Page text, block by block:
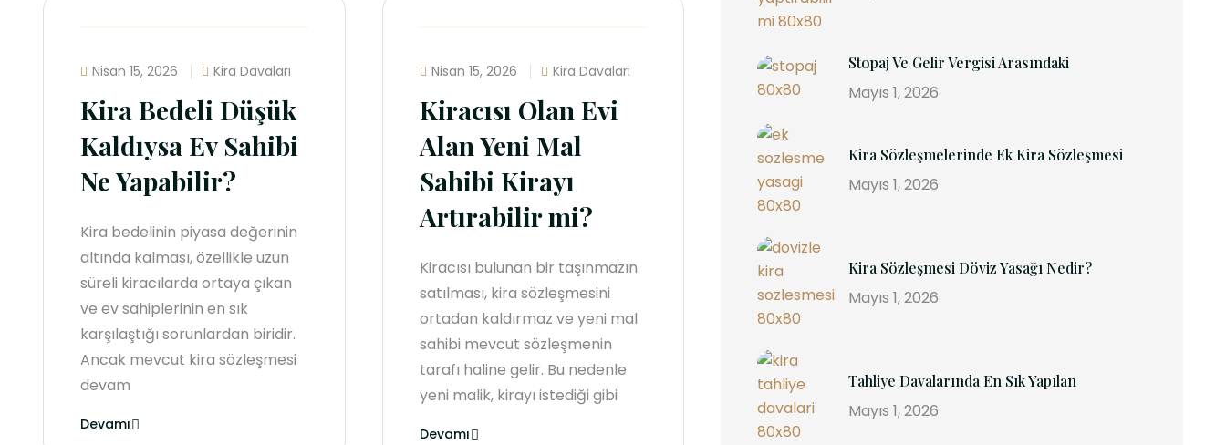
Nisan 15, 2026 Kira Davaları
Kira Bedeli Düşük
Kaldıysa Ev Sahibi
Ne Yapabilir?
Kira bedelinin piyasa değerinin
altında kalması, özellikle uzun
süreli kiracılarda ortaya çıkan
ve ev sahiplerinin en sık
karşılaştığı sorunlardan biridir.
Ancak mevcut kira sözleşmesi
devam
Devamı
Nisan 15, 2026 Kira Davaları
Kiracısı Olan Evi
Alan Yeni Mal
Sahibi Kirayı
Artırabilir mi?
Kiracısı bulunan bir taşınmazın
satılması, kira sözleşmesini
ortadan kaldırmaz ve yeni mal
sahibi mevcut sözleşmenin
tarafı haline gelir. Bu nedenle
yeni malik, kirayı istediği gibi
Devamı
Stopaj Ve Gelir Vergisi Arasındaki
Mayıs 1, 2026
Kira Sözleşmelerinde Ek Kira Sözleşmesi
Mayıs 1, 2026
Kira Sözleşmesi Döviz Yasağı Nedir?
Mayıs 1, 2026
Tahliye Davalarında En Sık Yapılan
Mayıs 1, 2026